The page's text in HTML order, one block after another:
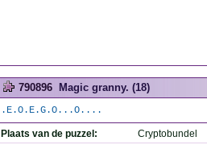
790896 Magic granny. (18)
.E.O.E.G.O...O....
Plaats van de puzzel:
Cryptobundel